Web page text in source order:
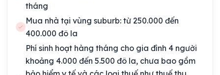
tháng
Mua nhà tại vùng suburb: từ 250.000 đến
400.000 đô la
Phí sinh hoạt hàng tháng cho gia đình 4 người
khoảng 4.000 đến 5.500 đô la, chưa bao gồm